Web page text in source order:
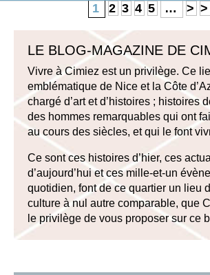
1 2 3 4 5 … >
LE BLOG-MAGAZINE DE
Vivre à Cimiez est un privilège. Ce
emblématique de Nice et la Côte
chargé d’art et d’histoires ; histoires
des hommes remarquables qui ont
au cours des siècles, et qui le font
Ce sont ces histoires d’hier, ces
d’aujourd’hui et ces mille-et-un
quotidien, font de ce quartier un lieu
culture à nul autre comparable, que
le privilège de vous proposer sur ce